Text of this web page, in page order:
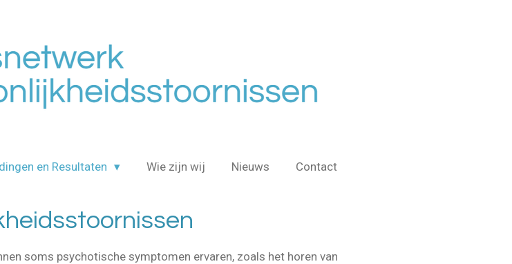
en Resultaten Wie zijn wij Nieuws Contact
soms psychotische symptomen ervaren, zoals het horen van